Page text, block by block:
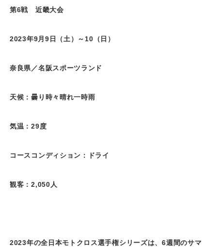
第6戦 近畿大会
2023年9月 9 日（土）～ 10 （日）
奈良県／名阪スポーツランド
天候：曇り時々晴れ一時雨
気温：29度
コースコンディション：ドライ
観客：2,050 人
2023年の全日本モトクロス選手権シリーズは、6週間のサマ